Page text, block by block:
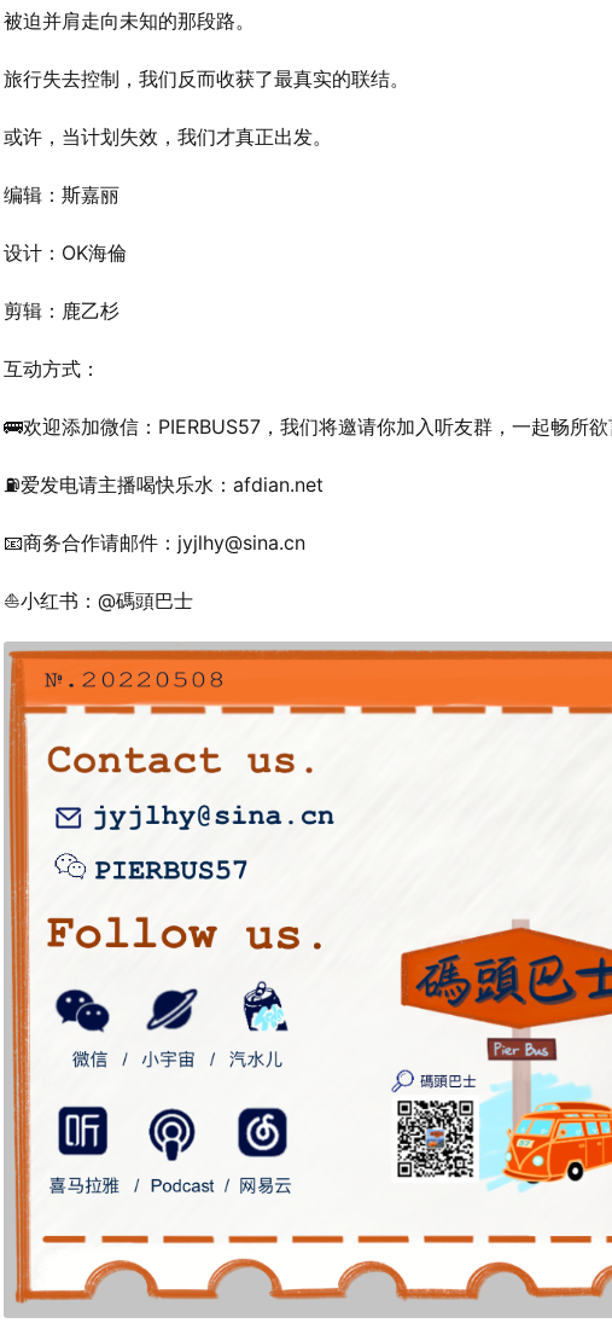
被迫并肩走向未知的那段路。
旅行失去控制，我们反而收获了最真实的联结。
或许，当计划失效，我们才真正出发。
编辑：斯嘉丽
设计：OK海倫
剪辑：鹿乙杉
互动方式：
🚌欢迎添加微信：PIERBUS57，我们将邀请你加入听友群，一起畅所
⛽️爱发电请主播喝快乐水：afdian.net
📧商务合作请邮件：jyjlhy@sina.cn
⛵️小红书：@碼頭巴士